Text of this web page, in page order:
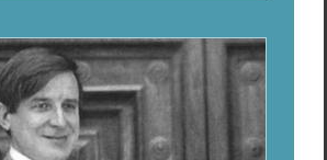
Couliano – la dernière